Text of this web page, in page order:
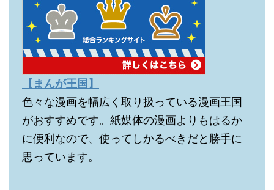
【まんが王国】
色々な漫画を幅広く取り扱っている漫画王国
がおすすめです。紙媒体の漫画よりもはるか
に便利なので、使ってしかるべきだと勝手に
思っています。